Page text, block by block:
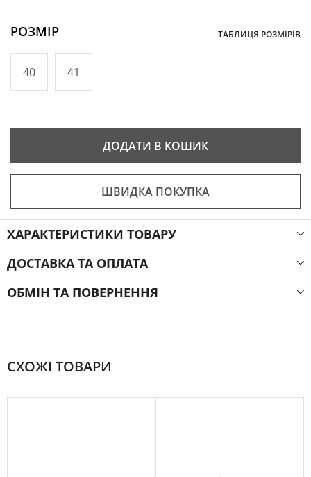
РОЗМІР ТАБЛИЦЯ РОЗМІРІВ
40 41
ДОДАТИ В КОШИК
ШВИДКА ПОКУПКА
ХАРАКТЕРИСТИКИ ТОВАРУ
ДОСТАВКА ТА ОПЛАТА
ОБМІН ТА ПОВЕРНЕННЯ
СХОЖІ ТОВАРИ